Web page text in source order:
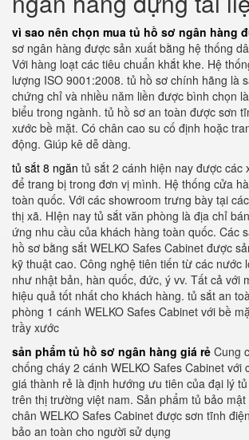
vì sao nên chọn mua tủ hồ sơ ngân hàng
sơ ngân hàng được sản xuất bằng hệ thống
Với hàng loạt các tiêu chuẩn khắt khe. Hệ
lượng ISO 9001:2008. tủ hồ sơ chính hãng là
chứng chỉ và nhiều năm liền được bình chọn
biểu trong ngành. tủ hồ sơ an toàn được sơn
xước bề mặt. Có chân cao su cố định hoặc
động. Giúp kê dễ dàng.
tủ sắt 8 ngăn tủ sắt 2 cánh hiện nay được các
để trang bị trong đơn vị mình. Hệ thống cửa
toàn quốc. Với các showroom trưng bày tại
thị xã. HIện nay tủ sắt văn phòng là địa chỉ
ứng nhu cầu của khách hàng toàn quốc. Các
hồ sơ bằng sắt WELKO Safes Cabinet được
kỹ thuật cao. Công nghệ tiên tiến từ các nước
như nhật bản, hàn quốc, đức, ý vv. Tất cả với
hiệu quả tốt nhất cho khách hàng. tủ sắt an
phòng 1 cánh WELKO Safes Cabinet với bề
trầy xước
sản phẩm tủ hồ sơ ngân hàng giá rẻ Cung
chống cháy 2 cánh WELKO Safes Cabinet với
giá thành rẻ là định hướng ưu tiên của đại lý
trên thị trường việt nam. Sản phẩm tủ bảo
chân WELKO Safes Cabinet được sơn tĩnh
bảo an toàn cho người sử dụng